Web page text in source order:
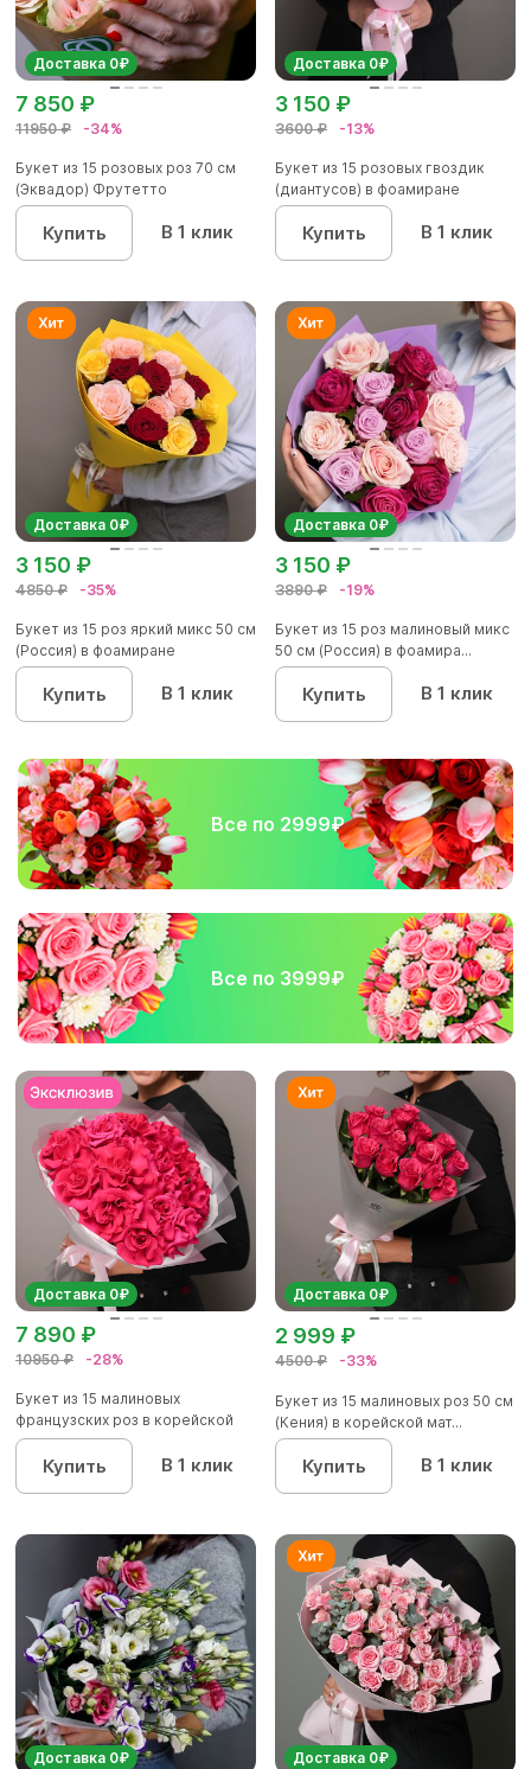
Доставка 0₽
11950 ₽ -34%
7 850 ₽
Букет из 15 розовых роз 70 см
(Эквадор) Фрутетто
Купить В 1 клик
Доставка 0₽
3600 ₽ -13%
3 150 ₽
Букет из 15 розовых гвоздик
(диантусов) в фоамиране
Купить В 1 клик
Доставка 0₽
4850 ₽ -35%
3 150 ₽
Букет из 15 роз яркий микс 50 см
(Россия) в фоамиране
Купить В 1 клик
Доставка 0₽
3890 ₽ -19%
3 150 ₽
Букет из 15 роз малиновый микс
50 см (Россия) в фоамира...
Купить В 1 клик
Все по 2999₽
Все по 3999₽
Доставка 0₽
10950 ₽ -28%
7 890 ₽
Букет из 15 малиновых
французских роз в корейской
матов...
Купить В 1 клик
Доставка 0₽
4500 ₽ -33%
2 999 ₽
Букет из 15 малиновых роз 50 см
(Кения) в корейской мат...
Купить В 1 клик
Доставка 0₽ Доставка 0₽